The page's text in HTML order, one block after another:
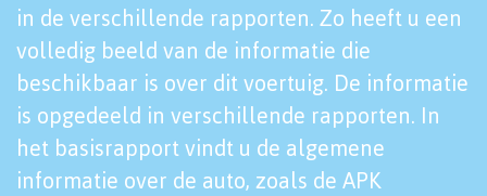
in de verschillende rapporten. Zo heeft u een
volledig beeld van de informatie die
beschikbaar is over dit voertuig. De informatie
is opgedeeld in verschillende rapporten. In
het basisrapport vindt u de algemene
informatie over de auto, zoals de APK